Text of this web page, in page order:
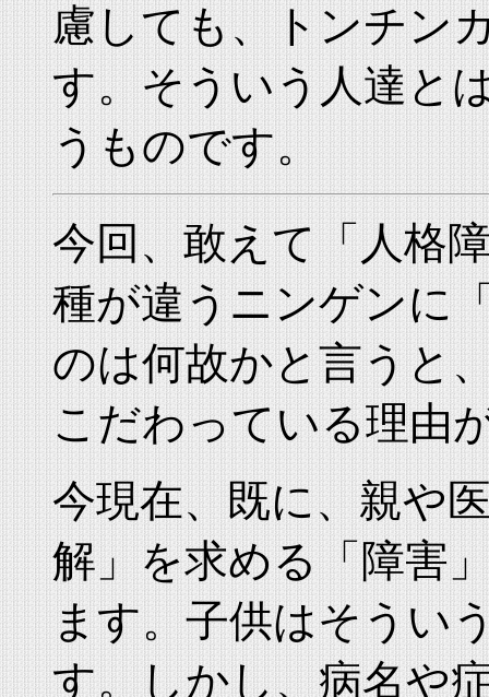
慮しても、トンチン
す。そういう人達と
うものです。
今回、敢えて「人格
種が違うニンゲンに
のは何故かと言うと
こだわっている理由
今現在、既に、親や
解」を求める「障害
ます。子供はそうい
す。しかし、病名や